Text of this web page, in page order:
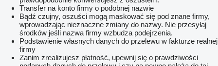
Transfer na konto firmy o podobnej nazwie
Bądź czujny, oszuści mogą maskować się pod znane firmy,
wprowadzając nieznaczne zmiany do nazwy. Nie przesyłaj
środków jeśli nazwa firmy wzbudza podejrzenia.
Podstawienie własnych danych do przelewu w fakturze realnej
firmy
Zanim zrealizujesz płatność, upewnij się o prawdziwości